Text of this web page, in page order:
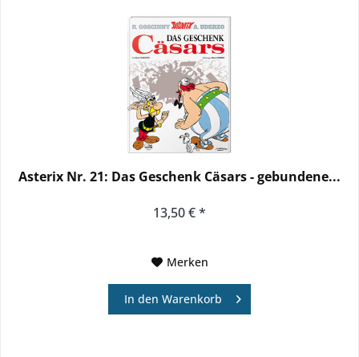
Asterix Nr. 21: Das Geschenk Cäsars - gebundene...
13,50 € *
Merken
In den Warenkorb